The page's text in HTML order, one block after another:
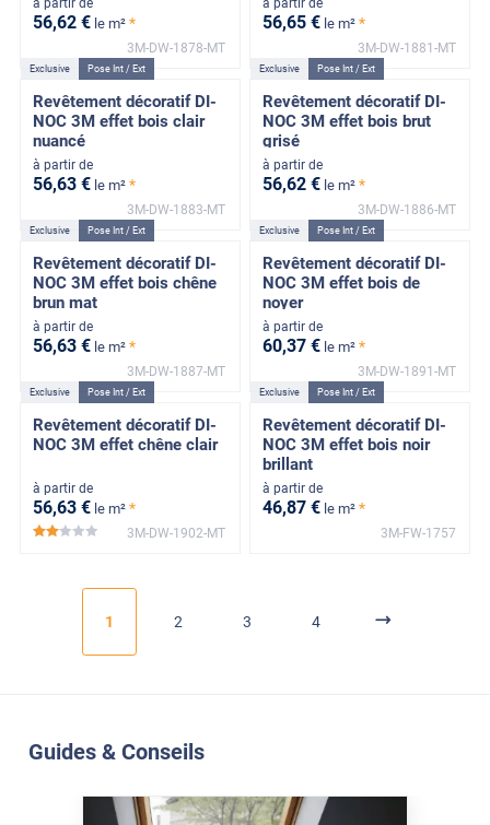
à partir de
56,62 € le m² *
3M-DW-1878-MT
à partir de
56,65 € le m² *
3M-DW-1881-MT
Exclusive Pose Int / Ext
Revêtement décoratif DI-
NOC 3M effet bois clair
nuancé
à partir de
56,63 € le m² *
3M-DW-1883-MT
Exclusive Pose Int / Ext
Revêtement décoratif DI-
NOC 3M effet bois brut
grisé
à partir de
56,62 € le m² *
3M-DW-1886-MT
Exclusive Pose Int / Ext
Revêtement décoratif DI-
NOC 3M effet bois chêne
brun mat
à partir de
56,63 € le m² *
3M-DW-1887-MT
Exclusive Pose Int / Ext
Revêtement décoratif DI-
NOC 3M effet bois de
noyer
à partir de
60,37 € le m² *
3M-DW-1891-MT
Exclusive Pose Int / Ext
Revêtement décoratif DI-
NOC 3M effet chêne clair
à partir de
56,63 € le m² *
*****
3M-DW-1902-MT
Exclusive Pose Int / Ext
Revêtement décoratif DI-
NOC 3M effet bois noir
brillant
à partir de
46,87 € le m² *
3M-FW-1757
1 2 3 4
Guides & Conseils